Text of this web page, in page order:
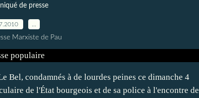
de presse
Marxiste de Pau
Bel, condamnés à de lourdes peines ce dimanche 4
de l'État bourgeois et de sa police à l'encontre de